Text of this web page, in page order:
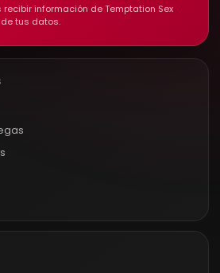
información de Temptation Sex
tus datos.